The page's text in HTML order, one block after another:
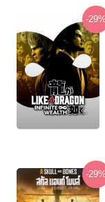
-29%
-29%